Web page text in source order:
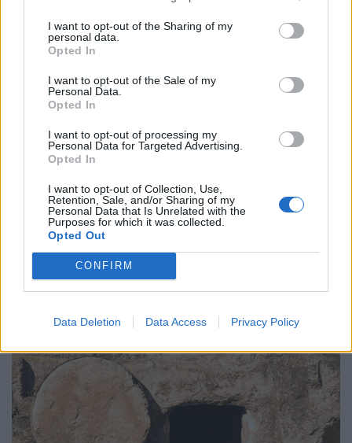
I want to opt-out of the Sharing of my
personal data.
Opted In
I want to opt-out of the Sale of my
Personal Data.
Opted In
I want to opt-out of processing my
Personal Data for Targeted Advertising.
Opted In
I want to opt-out of Collection, Use,
Retention, Sale, and/or Sharing of my
Personal Data that Is Unrelated with the
Purposes for which it was collected.
Opted Out
CONFIRM
Data Deletion Data Access Privacy Policy